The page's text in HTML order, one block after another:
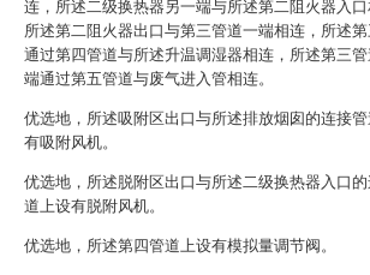
连，所述二级换热器另一端与所述第二阻火器入口
所述第二阻火器出口与第三管道一端相连，所述
通过第四管道与所述升温调湿器相连，所述第三
端通过第五管道与废气进入管相连。
优选地，所述吸附区出口与所述排放烟囱的连接
有吸附风机。
优选地，所述脱附区出口与所述二级换热器入口
道上设有脱附风机。
优选地，所述第四管道上设有模拟量调节阀。